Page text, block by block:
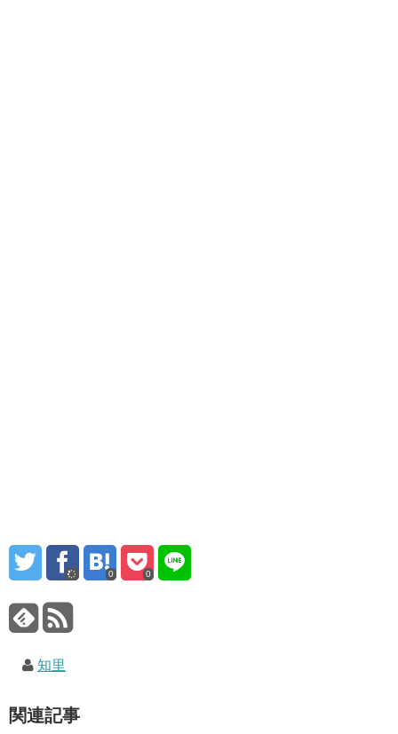
0 0
知里
関連記事